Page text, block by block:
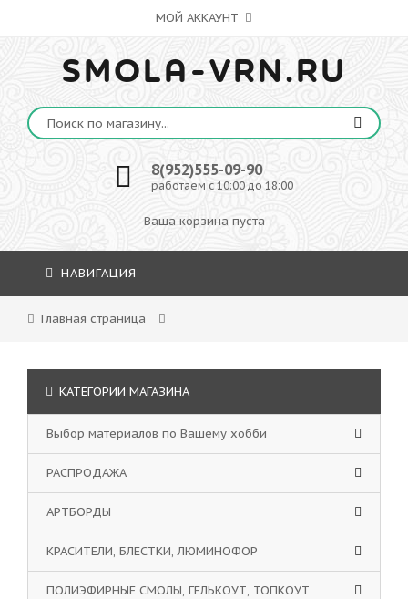
МОЙ АККАУНТ
SMOLA-VRN.RU
8(952)555-09-90
работаем с 10:00 до 18:00
Ваша корзина пуста
НАВИГАЦИЯ
Главная страница
КАТЕГОРИИ МАГАЗИНА
Выбор материалов по Вашему хобби
РАСПРОДАЖА
АРТБОРДЫ
КРАСИТЕЛИ, БЛЕСТКИ, ЛЮМИНОФОР
ПОЛИЭФИРНЫЕ СМОЛЫ, ГЕЛЬКОУТ, ТОПКОУТ